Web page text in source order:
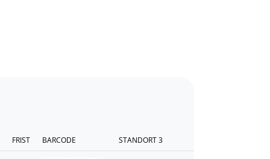
FRIST BARCODE STANDORT 3